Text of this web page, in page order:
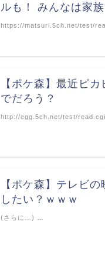
ルも！ みんなは家
https://matsuri.5ch.net/test/
【ポケ森】最近ピ
でだろう？
http://egg.5ch.net/test/
【ポケ森】テレビ
したい？ｗｗｗ
(さらに…) …